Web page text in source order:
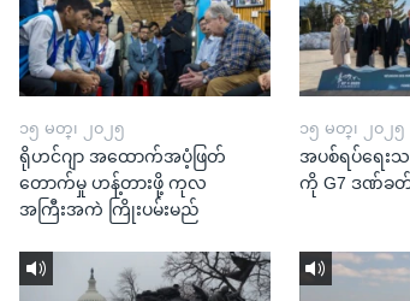
၁၅ မတ္၊ ၂၀၂၅
ရိုဟင်ဂျာ အထောက်အပံ့ဖြတ်
တောက်မှု ဟန့်တားဖို့ ကုလ
အကြီးအကဲ ကြိုးပမ်းမည်
၁၅ မတ္၊ ၂၀၂၅
အပစ်ရပ်ရေး
ကို G7 ဒဏ်ခ